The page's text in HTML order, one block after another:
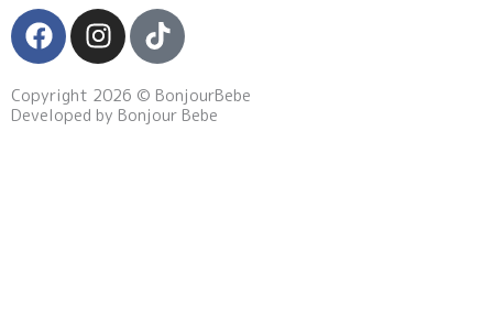
F
a
c
e
b
I
n
s
t
a
T
i
k
t
o
Copyright 2026 © BonjourBebe
Developed by Bonjour Bebe